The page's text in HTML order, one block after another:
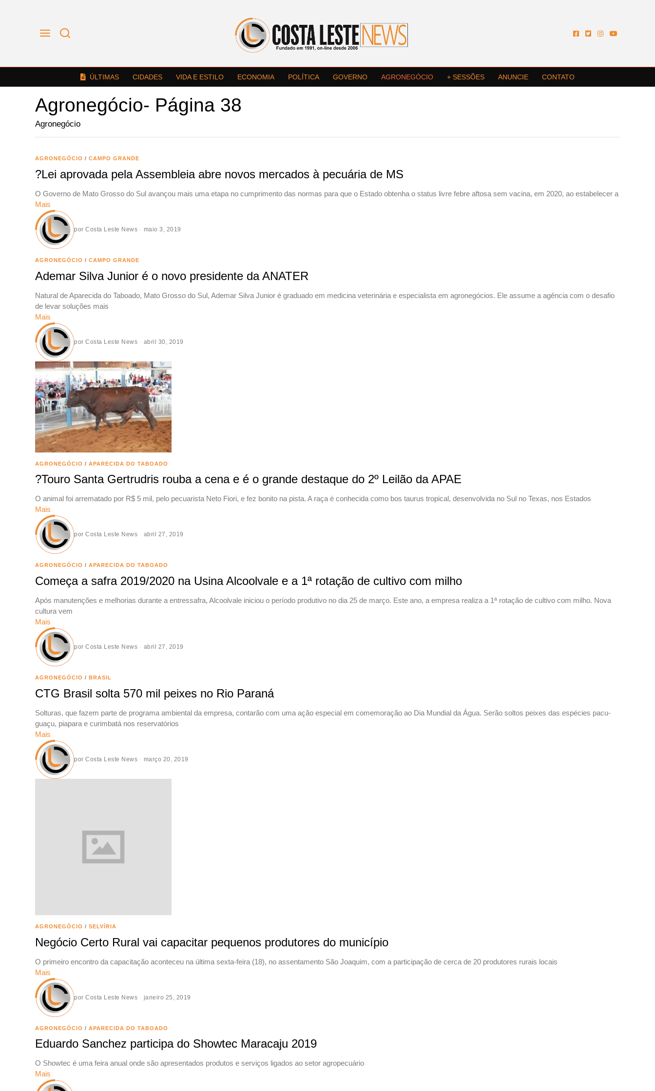
ÚLTIMAS CIDADES VIDA E ESTILO ECONOMIA POLÍTICA GOVERNO AGRONEGÓCIO + SESSÕES ANUNCIE CONTATO
Agronegócio- Página 38
Agronegócio
AGRONEGÓCIO / CAMPO GRANDE
?Lei aprovada pela Assembleia abre novos mercados à pecuária de MS
O Governo de Mato Grosso do Sul avançou mais uma etapa no cumprimento das normas para que o Estado obtenha o status livre febre aftosa sem vacina, em 2020, ao estabelecer a
Mais
por Costa Leste News maio 3, 2019
AGRONEGÓCIO / CAMPO GRANDE
Ademar Silva Junior é o novo presidente da ANATER
Natural de Aparecida do Taboado, Mato Grosso do Sul, Ademar Silva Junior é graduado em medicina veterinária e especialista em agronegócios. Ele assume a agência com o desafio
de levar soluções mais
Mais
por Costa Leste News abril 30, 2019
AGRONEGÓCIO / APARECIDA DO TABOADO
?Touro Santa Gertrudris rouba a cena e é o grande destaque do 2º Leilão da APAE
O animal foi arrematado por R$ 5 mil, pelo pecuarista Neto Fiori, e fez bonito na pista. A raça é conhecida como bos taurus tropical, desenvolvida no Sul no Texas, nos Estados
Mais
por Costa Leste News abril 27, 2019
AGRONEGÓCIO / APARECIDA DO TABOADO
Começa a safra 2019/2020 na Usina Alcoolvale e a 1ª rotação de cultivo com milho
Após manutenções e melhorias durante a entressafra, Alcoolvale iniciou o período produtivo no dia 25 de março. Este ano, a empresa realiza a 1ª rotação de cultivo com milho. Nova
cultura vem
Mais
por Costa Leste News abril 27, 2019
AGRONEGÓCIO / BRASIL
CTG Brasil solta 570 mil peixes no Rio Paraná
Solturas, que fazem parte de programa ambiental da empresa, contarão com uma ação especial em comemoração ao Dia Mundial da Água. Serão soltos peixes das espécies pacu-
guaçu, piapara e curimbatá nos reservatórios
Mais
por Costa Leste News março 20, 2019
AGRONEGÓCIO / SELVÍRIA
Negócio Certo Rural vai capacitar pequenos produtores do município
O primeiro encontro da capacitação aconteceu na última sexta-feira (18), no assentamento São Joaquim, com a participação de cerca de 20 produtores rurais locais
Mais
por Costa Leste News janeiro 25, 2019
AGRONEGÓCIO / APARECIDA DO TABOADO
Eduardo Sanchez participa do Showtec Maracaju 2019
O Showtec é uma feira anual onde são apresentados produtos e serviços ligados ao setor agropecuário
Mais